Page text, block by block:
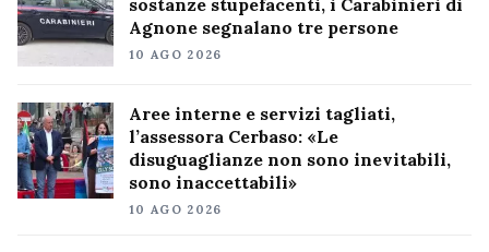
sostanze stupefacenti, i Carabinieri di
Agnone segnalano tre persone
10 AGO 2026
Aree interne e servizi tagliati,
l’assessora Cerbaso: «Le
disuguaglianze non sono inevitabili,
sono inaccettabili»
10 AGO 2026